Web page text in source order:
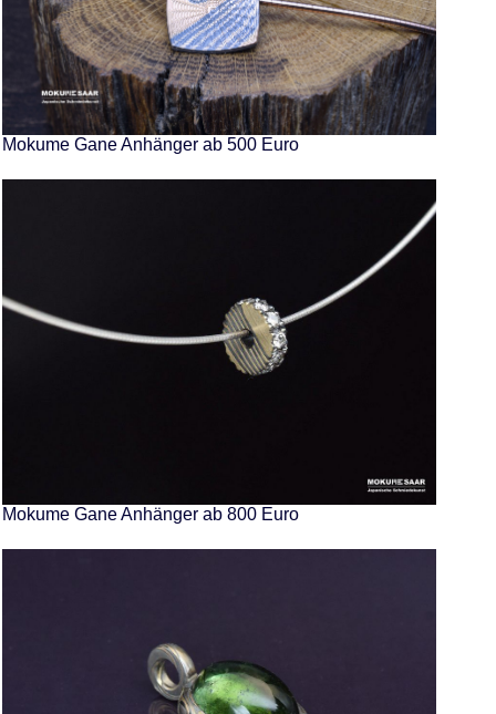
Mokume Gane Anhänger ab 500 Euro
Mokume Gane Anhänger ab 800 Euro